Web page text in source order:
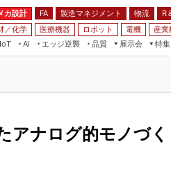
カ設計 FA 製造マネジメント 物流 R
／化学 医療機器 ロボット 電機 産業
IoT
AI
エッジ逆襲 品質
展示会
特集
アナログ的モノづく